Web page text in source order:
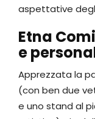
aspettative
Etna
e
Apprezzata la
(con ben due
e uno stand al